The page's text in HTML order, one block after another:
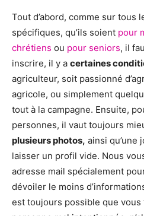
Tout d’abord, comme sur tous
spécifiques, qu’ils soient pour
chrétiens ou pour seniors, il
inscrire, il y a certaines
agriculteur, soit passionné
agricole, ou simplement
tout à la campagne. Ensuite,
personnes, il vaut toujours
plusieurs photos, ainsi qu’une
laisser un profil vide. Nous
adresse mail spécialement
dévoiler le moins
est toujours possible que vous